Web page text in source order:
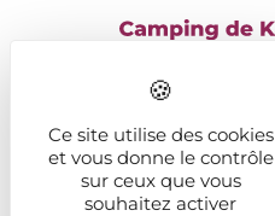
Ce site utilise des cookies
et vous donne le contrôle
sur ceux que vous
souhaitez activer